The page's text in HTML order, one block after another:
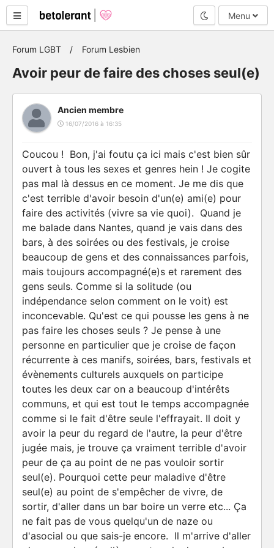
Mode nuit
Menu
Forum LGBT Forum Lesbien
Avoir peur de faire des choses seul(e)
Ancien membre
16/07/2016 à 16:35
Coucou ! Bon, j'ai foutu ça ici mais c'est bien sûr
ouvert à tous les sexes et genres hein ! Je cogite
pas mal là dessus en ce moment. Je me dis que
c'est terrible d'avoir besoin d'un(e) ami(e) pour
faire des activités (vivre sa vie quoi). Quand je
me balade dans Nantes, quand je vais dans des
bars, à des soirées ou des festivals, je croise
beaucoup de gens et des connaissances parfois,
mais toujours accompagné(e)s et rarement des
gens seuls. Comme si la solitude (ou
indépendance selon comment on le voit) est
inconcevable. Qu'est ce qui pousse les gens à ne
pas faire les choses seuls ? Je pense à une
personne en particulier que je croise de façon
récurrente à ces manifs, soirées, bars, festivals et
évènements culturels auxquels on participe
toutes les deux car on a beaucoup d'intérêts
communs, et qui est tout le temps accompagnée
comme si le fait d'être seule l'effrayait. Il doit y
avoir la peur du regard de l'autre, la peur d'être
jugée mais, je trouve ça vraiment terrible d'avoir
peur de ça au point de ne pas vouloir sortir
seul(e). Pourquoi cette peur maladive d'être
seul(e) au point de s'empêcher de vivre, de
sortir, d'aller dans un bar boire un verre etc... Ça
ne fait pas de vous quelqu'un de naze ou
d'asocial ou que sais-je encore. Il m'arrive d'aller